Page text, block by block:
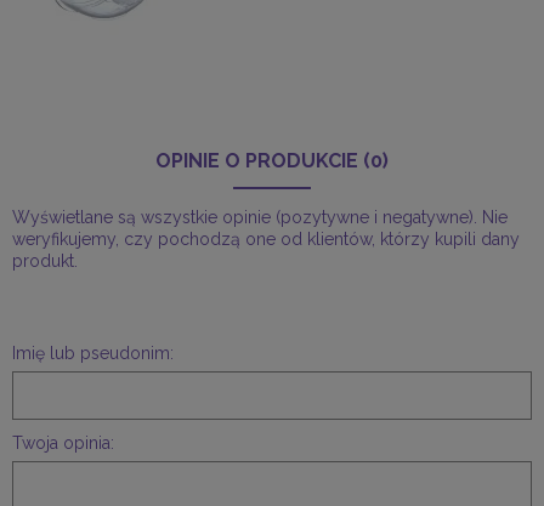
OPINIE O PRODUKCIE (0)
Wyświetlane są wszystkie opinie (pozytywne i negatywne). Nie
weryfikujemy, czy pochodzą one od klientów, którzy kupili dany
produkt.
Imię lub pseudonim:
Twoja opinia: